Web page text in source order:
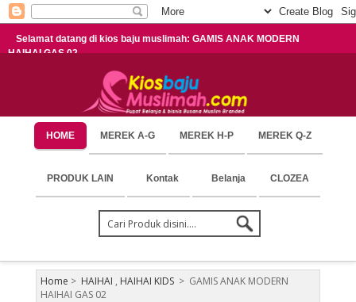
Selamat datang di kios baju muslimah: GAMIS ANAK MODERN
HAIHAI GAS 02
HOME MEREK A-G MEREK H-P MEREK Q-Z
PRODUK LAIN Kontak Belanja CLOZEA
Home > HAIHAI , HAIHAI KIDS > GAMIS ANAK MODERN
HAIHAI GAS 02